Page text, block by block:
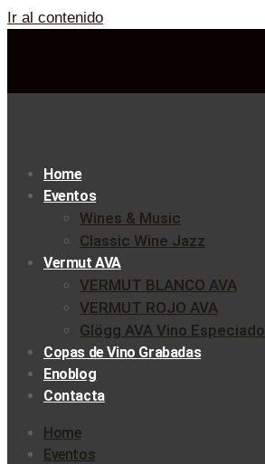
Ir al contenido
Home
Eventos
Wines & Music
Classic Wine Jazz
Vermut AVA
VERMUT BLANCO AVA
VERMUT ROJO AVA
Glögg AVA Vino Especiado
Copas de Vino Grabadas
Enoblog
Contacta
Home
Eventos